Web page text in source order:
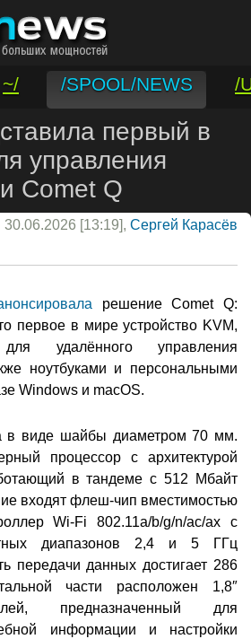
~/ /SPOOL/NEWS
/
первый в
управления
Comet Q
30.06.2026 [13:19], Сергей Карасёв
решение Comet Q:
первое в мире устройство KVM,
для удалённого управления
ноутбуками и персональными
Windows и macOS.
в виде шайбы диаметром 70 мм.
процессор с архитектурой
в тандеме с 512 Мбайт
входят флеш-чип вместимостью
Wi-Fi 802.11a/b/g/n/ac/ax с
диапазонов 2,4 и 5 ГГц
передачи данных достигает 286
части расположен 1,8″
предназначенный для
информации и настройки